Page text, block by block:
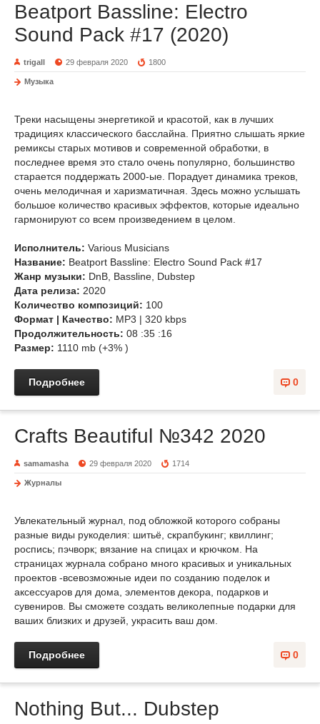
Beatport Bassline: Electro
Sound Pack #17 (2020)
trigall 29 февраля 2020 1800
Музыка
Треки насыщены энергетикой и красотой, как в лучших
традициях классического басслайна. Приятно слышать яркие
ремиксы старых мотивов и современной обработки, в
последнее время это стало очень популярно, большинство
старается поддержать 2000-ые. Порадует динамика треков,
очень мелодичная и харизматичная. Здесь можно услышать
большое количество красивых эффектов, которые идеально
гармонируют со всем произведением в целом.
Исполнитель: Various Musicians
Название: Beatport Bassline: Electro Sound Pack #17
Жанр музыки: DnB, Bassline, Dubstep
Дата релиза: 2020
Количество композиций: 100
Формат | Качество: MP3 | 320 kbps
Продолжительность: 08 :35 :16
Размер: 1110 mb (+3% )
0
Подробнее
Crafts Beautiful №342 2020
samamasha 29 февраля 2020 1714
Журналы
Увлекательный журнал, под обложкой которого собраны
разные виды рукоделия: шитьё, скрапбукинг; квиллинг;
роспись; пэчворк; вязание на спицах и крючком. На
страницах журнала собрано много красивых и уникальных
проектов -всевозможные идеи по созданию поделок и
аксессуаров для дома, элементов декора, подарков и
сувениров. Вы сможете создать великолепные подарки для
ваших близких и друзей, украсить ваш дом.
0
Подробнее
Nothing But... Dubstep